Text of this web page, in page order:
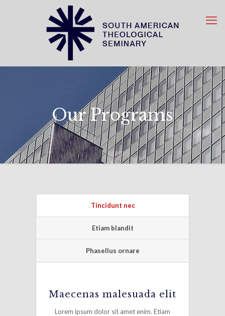
Our Programs
Tincidunt nec
Etiam blandit
Phasellus ornare
Maecenas malesuada elit
Lorem ipsum dolor sit amet enim. Etiam